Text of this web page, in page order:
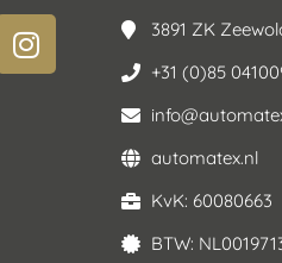
3891 ZK
+31 (0)85
automatex.nl
KvK: 60080663
BTW: